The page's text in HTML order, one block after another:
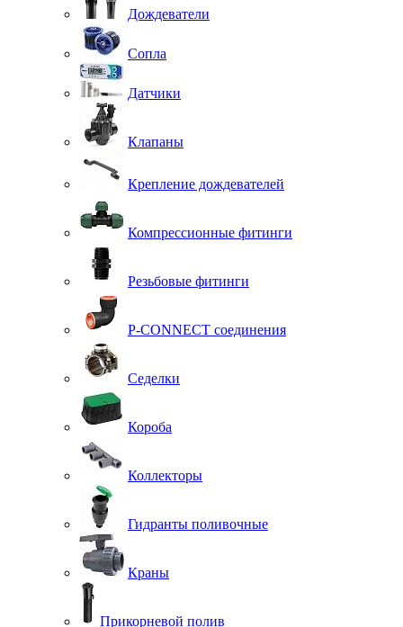
Дождеватели
Сопла
Датчики
Клапаны
Крепление дождевателей
Компрессионные фитинги
Резьбовые фитинги
P-CONNECT соединения
Седелки
Короба
Коллекторы
Гидранты поливочные
Краны
Прикорневой полив